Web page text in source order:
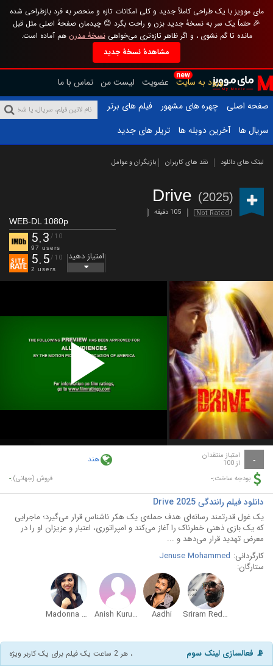
مای موویز با یک طراحی کاملاً جدید و کلی امکانات تازه و منحصر به فرد بازطراحی شده
🎉 حتماً یک سر به نسخهٔ جدید بزن و راحت بگرد 😊 چیدمان صفحهٔ اصلی مثل قبل
مانده تا گم نشوی ، و اگر ظاهر تازه‌تری می‌خواهینسخهٔ مدرن هم آماده است.
مشاهدهٔ نسخهٔ جدید
new
ورود به سایت عضویت لیست من تماس با ما
صفحه اصلی
چهره های مشهور
فیلم های برتر
سریال ها
آخرین دوبله ها تریلر های جدید
لینک های دانلود نقد های کاربران بازیگران و عوامل
Drive (2025)
Not Rated 105 دقیقه
WEB-DL 1080p
5.3 /10
97 users
5.5/10
2 users
امتیاز دهید
Play
Video
- امتیاز منتقدان
از 100 هند
بودجه ساخت:- فروش (جهانی):-
دانلود فیلم رانندگی Drive 2025
یک غول قدرتمند رسانه‌ای هدف حمله‌ی یک هکر ناشناس قرار می‌گیرد؛ ماجرایی
که یک بازی ذهنی خطرناک را آغاز می‌کند و امپراتوری، اعتبار و عزیزان او را در
معرض تهدید قرار می‌دهد و ...
کارگردانی: Jenuse Mohammed
ستارگان:
Sriram Reddy Polasane
Aadhi
Anish Kuruvilla
Madonna Sebastian
📡 فعالسازی لینک سوم ، هر 2 ساعت یک فیلم برای یک کاربر ویژه